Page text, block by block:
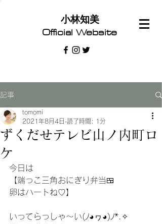
Official Website
​小林知美
記事
ずくだせテレビ山ノ内町ロ
ケ
tomomi
2021年8月4日 読了時間: 1分
今日は
【端っこ三角おにぎり弁当🍱
卵はハートね♡】
いってらっしゃ～い(ﾉ◕ヮ◕)ﾉ*.✧